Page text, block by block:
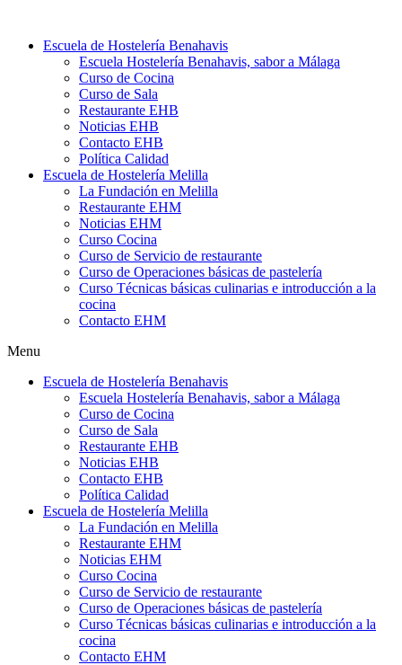
contenidoEscuela de Hostelería Benahavis
Escuela Hostelería Benahavis, sabor a Málaga
Curso de Cocina
Curso de Sala
Restaurante EHB
Noticias EHB
Contacto EHB
Política Calidad
Escuela de Hostelería Melilla
La Fundación en Melilla
Restaurante EHM
Noticias EHM
Curso Cocina
Curso de Servicio de restaurante
Curso de Operaciones básicas de pastelería
Curso Técnicas básicas culinarias e introducción a la
cocina
Contacto EHM
Menu
Escuela de Hostelería Benahavis
Escuela Hostelería Benahavis, sabor a Málaga
Curso de Cocina
Curso de Sala
Restaurante EHB
Noticias EHB
Contacto EHB
Política Calidad
Escuela de Hostelería Melilla
La Fundación en Melilla
Restaurante EHM
Noticias EHM
Curso Cocina
Curso de Servicio de restaurante
Curso de Operaciones básicas de pastelería
Curso Técnicas básicas culinarias e introducción a la
cocina
Contacto EHM